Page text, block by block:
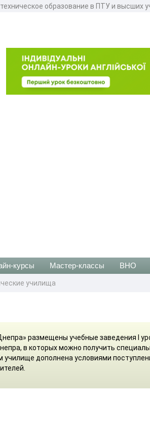
образование в ПТУ и высших
курсы Мастер-классы ВНО
училища
размещены учебные заведения І
в которых можно получить
дополнена условиями